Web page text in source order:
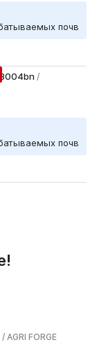
почв
/
почв
/ AGRI FORGE